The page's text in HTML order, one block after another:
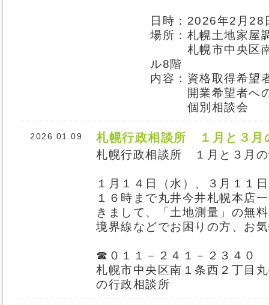
日時：2026年2月
場所：札幌土地家屋
札幌市中央区南4
ル8階
内容：資格取得希望
開業希望者への
個別相談会
2026.01.09 札幌行政相談所 １月と３月
札幌行政相談所 １月と３月
１月１４日（水）、３月１１
１６時まで丸井今井札幌本店
きまして、「土地測量」の無
境界線などでお困りの方、お
☎０１１－２４１－２３４０
札幌市中央区南１条西２丁目
の行政相談所